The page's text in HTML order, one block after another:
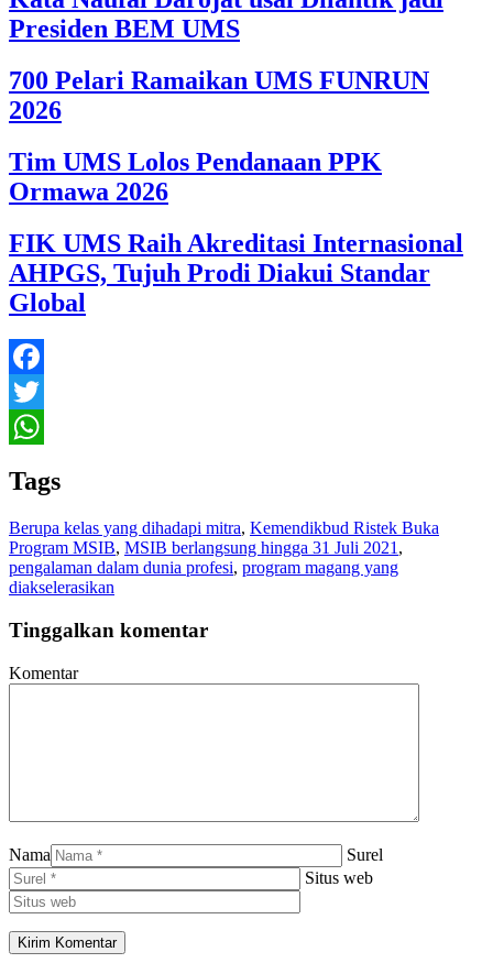
Presiden BEM UMS
700 Pelari Ramaikan UMS FUNRUN
2026
Tim UMS Lolos Pendanaan PPK
Ormawa 2026
FIK UMS Raih Akreditasi Internasional
AHPGS, Tujuh Prodi Diakui Standar
Global
Facebook
Twitter
Tags
Berupa kelas yang dihadapi mitra, Kemendikbud Ristek Buka
Program MSIB, MSIB berlangsung hingga 31 Juli 2021 ,
pengalaman dalam dunia profesi, program magang yang
diakselerasikan
Tinggalkan komentar
Komentar
Nama
Surel
Situs web